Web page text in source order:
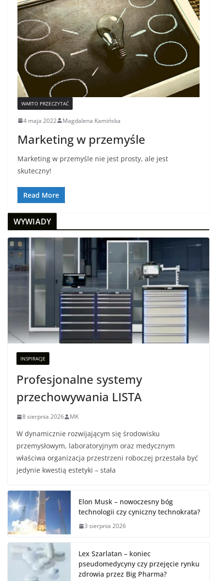
WARTO PRZECZYTAĆ
4 maja 2022 Magdalena Kamińska
Marketing w przemyśle
Marketing w przemyśle nie jest prosty, ale jest
skuteczny!
Read More
WYWIADY
INSPIRACJE
Profesjonalne systemy
przechowywania LISTA
8 sierpnia 2026 MK
W dynamicznie rozwijającym się środowisku
przemysłowym, laboratoryjnym oraz medycznym
właściwa organizacja przestrzeni roboczej przestała być
jedynie kwestią estetyki – stała
Elon Musk – nowoczesny bóg
technologii czy cyniczny technokrata?
3 sierpnia 2026
Lex Szarlatan – koniec
pseudomedycyny czy przejęcie rynku
zdrowia przez Big Pharma?